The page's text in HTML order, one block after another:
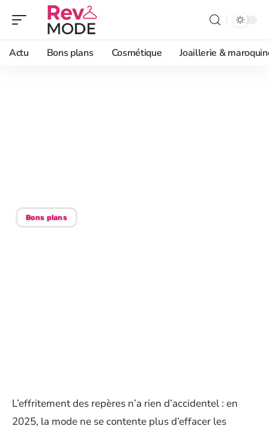
Actu Bons plans Cosmétique Joaillerie &
Bons plans
L’effritement des repères n’a rien d’accidentel : en
2025, la mode ne se contente plus d’effacer les